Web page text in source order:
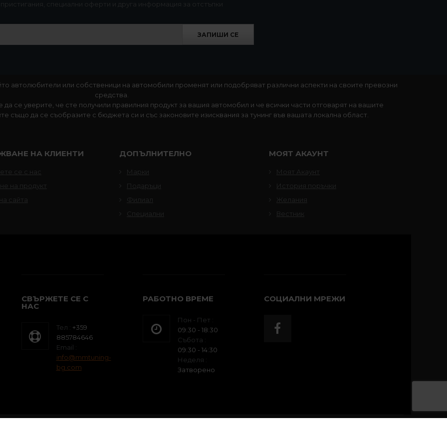
режим и 1024/600 резолюция (предостатъчна за разстоянието, от което се гледа)
приложения
и др.
в комплекта (възможност за изкарване на букса в жабката или купето; възможност за добавяне на
задни/леви/десни говорители; възможност за инсталиране на други програми за по-добър звук
пристигания, специални оферти и друга информация за отстъпки
ЗАПИШИ СЕ
автолюбители или собственици на автомобили променят или подобряват различни аспекти на своите превозни
средства.
да се уверите, че сте получили правилния продукт за вашия автомобил и че всички части отговарят на вашите
също да се съобразите с бюджета си и със законовите изисквания за тунинг във вашата локална област.
НА КЛИЕНТИ
се с нас
на продукт
сайта
ДОПЪЛНИТЕЛНО
Марки
Подаръци
Филиал
Специални
МОЯТ АКАУНТ
Моят Акаунт
История поръчки
Желания
Вестник
СВЪРЖЕТЕ СЕ С
НАС
Тел : +359
885784646
Email :
info@mmtuning-
bg.com
РАБОТНО ВРЕМЕ
Пон - Пет :
09:30 - 18:30
Събота :
09:30 - 14:30
Неделя :
Затворено
СОЦИАЛНИ МРЕЖИ